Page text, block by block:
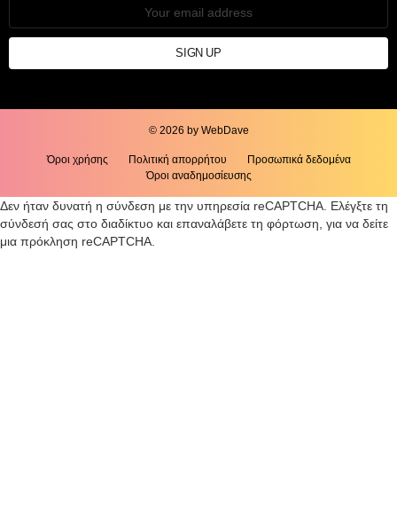
© 2026 by WebDave
Όροι χρήσης Πολιτική απορρήτου
Προσωπικά δεδομένα
Όροι αναδημοσίευσης
Δεν ήταν δυνατή η σύνδεση με την υπηρεσία reCAPTCHA. Ελέγξτε τη
σύνδεσή σας στο διαδίκτυο και επαναλάβετε τη φόρτωση, για να δείτε
μια πρόκληση reCAPTCHA.